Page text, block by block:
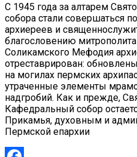
С 1945 года за алтарем
собора стали совершаться
архиереев и
благословению
Соликамского Мефодия
отреставрирован:
на могилах пермских
утраченные элементы
надгробий. Как и прежде,
Кафедральный собор
Прикамья, духовным и
Пермской епархии